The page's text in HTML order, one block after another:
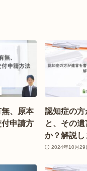
、原本
申請方
認知症の方
と、その
か？解説し
2024年10月29